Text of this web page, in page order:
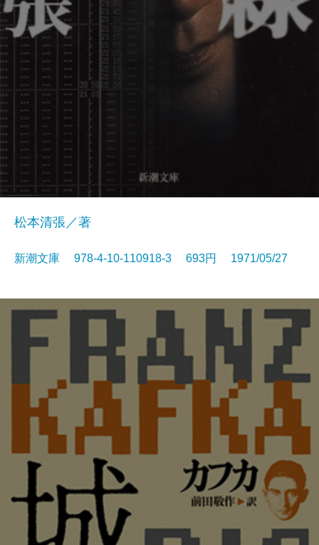
松本清張／著
新潮文庫 978-4-10-110918-3 693円 1971/05/27